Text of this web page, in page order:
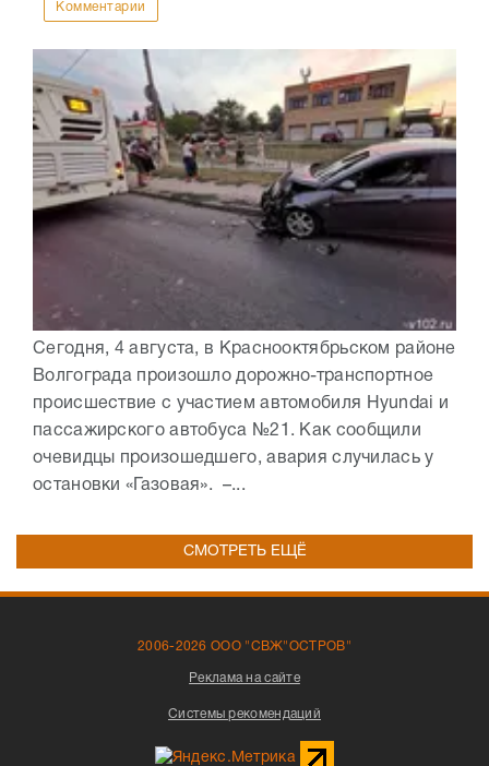
Комментарии
Сегодня, 4 августа, в Краснооктябрьском районе
Волгограда произошло дорожно-транспортное
происшествие с участием автомобиля Hyundai и
пассажирского автобуса №21. Как сообщили
очевидцы произошедшего, авария случилась у
остановки «Газовая». –...
СМОТРЕТЬ ЕЩЁ
2006-2026 ООО "СВЖ"ОСТРОВ"
Реклама на сайте
Системы рекомендаций